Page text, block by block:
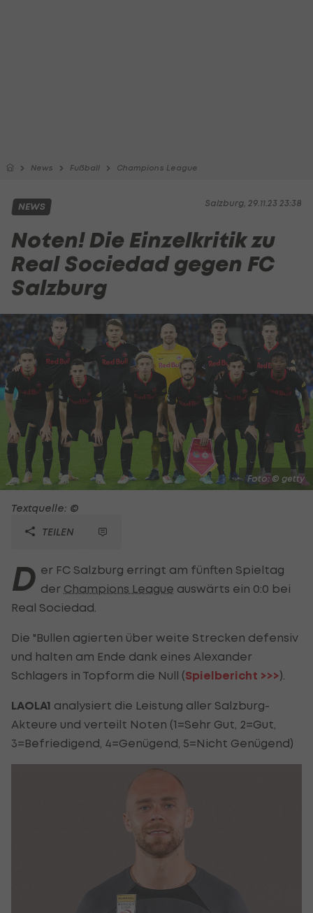
News Fußball Champions League
Salzburg, 29.11.23 23:38
NEWS
Noten! Die Einzelkritik zu
Real Sociedad gegen FC
Salzburg
Foto: © getty
Textquelle: ©
TEILEN
D er FC Salzburg erringt am fünften Spieltag
der Champions League auswärts ein 0:0 bei
Real Sociedad.
Die "Bullen agierten über weite Strecken defensiv
und halten am Ende dank eines Alexander
Schlagers in Topform die Null (Spielbericht >>>).
LAOLA1 analysiert die Leistung aller Salzburg-
Akteure und verteilt Noten (1=Sehr Gut, 2=Gut,
3=Befriedigend, 4=Genügend, 5=Nicht Genügend)